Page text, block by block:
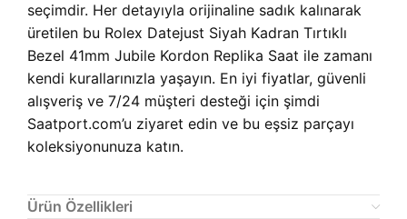
seçimdir. Her detayıyla orijinaline sadık kalınarak
üretilen bu Rolex Datejust Siyah Kadran Tırtıklı
Bezel 41mm Jubile Kordon Replika Saat ile zamanı
kendi kurallarınızla yaşayın. En iyi fiyatlar, güvenli
alışveriş ve 7/24 müşteri desteği için şimdi
Saatport.com’u ziyaret edin ve bu eşsiz parçayı
koleksiyonunuza katın.
Ürün Özellikleri